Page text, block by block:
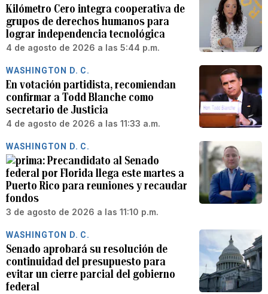
Kilómetro Cero integra cooperativa de
grupos de derechos humanos para
lograr independencia tecnológica
4 de agosto de 2026 a las 5:44 p.m.
WASHINGTON D. C.
En votación partidista, recomiendan
confirmar a Todd Blanche como
secretario de Justicia
4 de agosto de 2026 a las 11:33 a.m.
WASHINGTON D. C.
Precandidato al Senado
federal por Florida llega este martes a
Puerto Rico para reuniones y recaudar
fondos
3 de agosto de 2026 a las 11:10 p.m.
WASHINGTON D. C.
Senado aprobará su resolución de
continuidad del presupuesto para
evitar un cierre parcial del gobierno
federal